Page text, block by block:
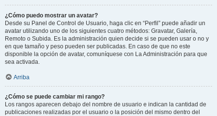
¿Cómo puedo mostrar un avatar?
Desde su Panel de Control de Usuario, haga clic en “Perfil” puede añadir un
avatar utilizando uno de los siguientes cuatro métodos: Gravatar, Galería,
Remoto o Subida. Es la administración quien decide si se pueden usar o no y
en que tamaño y peso pueden ser publicadas. En caso de que no este
disponible la opción de avatar, comuníquese con La Administración para que
sea activada.
Arriba
¿Cómo se puede cambiar mi rango?
Los rangos aparecen debajo del nombre de usuario e indican la cantidad de
publicaciones realizadas por el usuario o la posición del mismo dentro del